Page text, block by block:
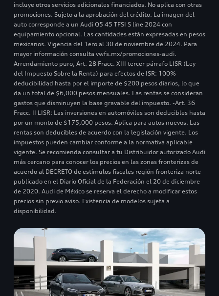
incluye otros servicios adicionales financiados. No aplica con otras
promociones. Sujeto a la aprobación del crédito. La imagen del
auto corresponde a un Audi Q5 45 TFSI S line 2024 con
equipamiento opcional. Las cantidades están expresadas en pesos
mexicanos. Vigencia del 1ero al 30 de noviembre de 2024. Para
mayor información consulta vwfs.mx/promociones-audi.
Arrendamiento puro, Art. 28 Fracc. XIII tercer párrafo LISR (Ley
del Impuesto Sobre la Renta) para efectos de ISR: 100%
deducibilidad hasta por el importe de $200 pesos diarios, lo que
da un total de $6,000 pesos mensuales. Las rentas se consideran
gastos que disminuyen la base gravable del impuesto. -Art. 36
Fracc. II LISR: Las inversiones en automóviles son deducibles hasta
por un monto de $175,000 pesos. Aplica para autos nuevos. Las
rentas son deducibles de acuerdo con la legislación vigente. Los
impuestos pueden cambiar conforme a la normativa aplicable
vigente. Se recomienda consultar a tu Distribuidor autorizado Audi
más cercano para conocer los precios en las zonas fronterizas de
acuerdo al DECRETO de estímulos fiscales región fronteriza norte
publicado en el Diario Oficial de la Federación el 20 de diciembre
de 2020. Audi de México se reserva el derecho a modificar estos
precios sin previo aviso. Existencia de modelos sujeta a
disponibilidad.